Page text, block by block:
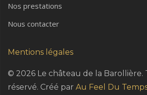
Nos prestations
Nous contacter
Mentions légales
© 2026 Le château de la Barollière.
réservé. Créé par Au Feel Du